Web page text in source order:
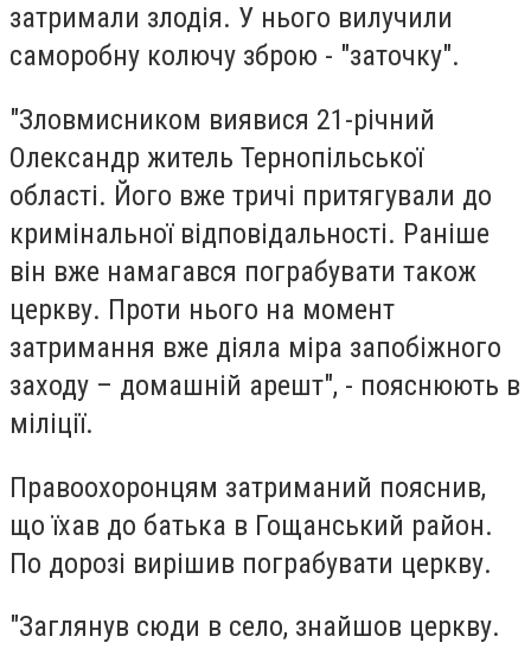
затримали злодія. У нього вилучили
саморобну колючу зброю - "заточку".
"Зловмисником виявися 21-річний
Олександр житель Тернопільської
області. Його вже тричі притягували до
кримінальної відповідальності. Раніше
він вже намагався пограбувати також
церкву. Проти нього на момент
затримання вже діяла міра запобіжного
заходу – домашній арешт", - пояснюють в
міліції.
Правоохоронцям затриманий пояснив,
що їхав до батька в Гощанський район.
По дорозі вирішив пограбувати церкву.
"Заглянув сюди в село, знайшов церкву.